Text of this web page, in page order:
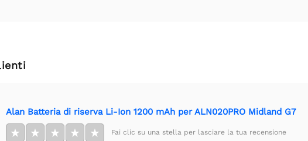
Alan Batteria di riserva Li-Ion 1200 mAh per ALN020PRO Midland G7
★ ★ ★ ★ ★ Fai clic su una stella per lasciare la tua recensione